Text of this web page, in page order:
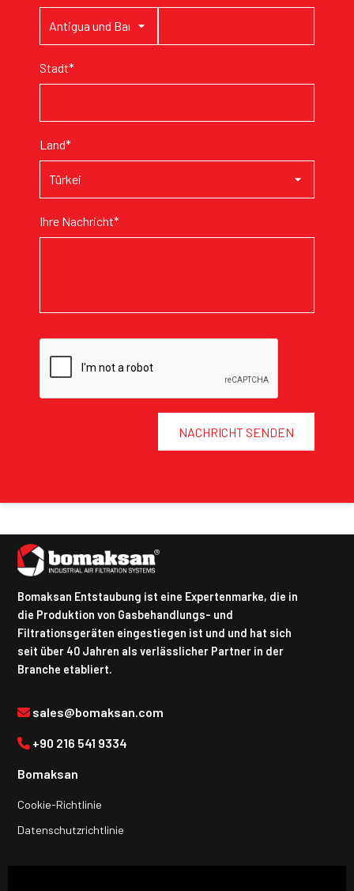
Stadt*
Land*
Ihre Nachricht*
NACHRICHT SENDEN
Bomaksan Entstaubung ist eine Expertenmarke, die in
die Produktion von Gasbehandlungs- und
Filtrationsgeräten eingestiegen ist und und hat sich
seit über 40 Jahren als verlässlicher Partner in der
Branche etabliert.
sales@bomaksan.com
+90 216 541 9334
Bomaksan
Cookie-Richtlinie
Datenschutzrichtlinie